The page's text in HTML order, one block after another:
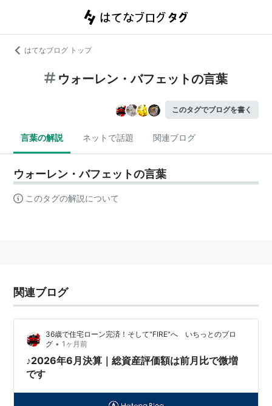
はてなブログ トップ
ウォーレン・バフェットの言葉
このタグでブログを書く
言葉の解説 ネットで話題 関連ブログ
ウォーレン・バフェットの言葉
このタグの解説について
関連ブログ
36歳で住宅ローン完済！そして"FIRE"へ いちっとのブロ
グ • 1ヶ月前
♪2026年6月決算｜総資産評価額は前月比で微増
です